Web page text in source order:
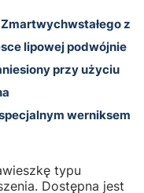
z
lipowej podwójnie
przy użyciu
werniksem
typu
Dostępna jest